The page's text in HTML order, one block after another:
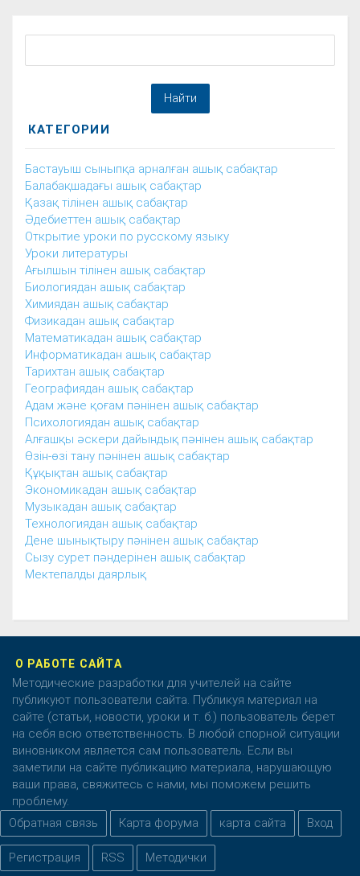
КАТЕГОРИИ
Бастауыш сыныпқа арналған ашық сабақтар
Балабақшадағы ашық сабақтар
Қазақ тілінен ашық сабақтар
Әдебиеттен ашық сабақтар
Открытие уроки по русскому языку
Уроки литературы
Ағылшын тілінен ашық сабақтар
Биологиядан ашық сабақтар
Химиядан ашық сабақтар
Физикадан ашық сабақтар
Математикадан ашық сабақтар
Информатикадан ашық сабақтар
Тарихтан ашық сабақтар
Географиядан ашық сабақтар
Адам және қоғам пәнінен ашық сабақтар
Психологиядан ашық сабақтар
Алғашқы әскери дайындық пәнінен ашық сабақтар
Өзін-өзі тану пәнінен ашық сабақтар
Құқықтан ашық сабақтар
Экономикадан ашық сабақтар
Музыкадан ашық сабақтар
Технологиядан ашық сабақтар
Дене шынықтыру пәнінен ашық сабақтар
Сызу сурет пәндерінен ашық сабақтар
Мектепалды даярлық
О РАБОТЕ САЙТА
Методические разработки для учителей на сайте
публикуют пользователи сайта. Публикуя материал на
сайте (статьи, новости, уроки и т. б.) пользователь берет
на себя всю ответственность. В любой спорной ситуации
виновником является сам пользователь. Если вы
заметили на сайте публикацию материала, нарушающую
ваши права, свяжитесь с нами, мы поможем решить
проблему.
Обратная связь
Карта форума карта сайта Вход
Регистрация RSS Методички